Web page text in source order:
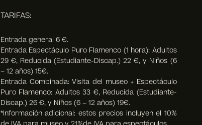
TARIFAS:
Entrada general 6 €.
Entrada Espectáculo Puro Flamenco (1 hora): Adultos
29 €, Reducida (Estudiante-Discap.) 22 €, y Niños (6
– 12 años) 15€.
Entrada Combinada: Visita del museo + Espectáculo
Puro Flamenco: Adultos 33 €, Reducida (Estudiante-
Discap.) 26 €, y Niños (6 – 12 años) 19€.
*Información adicional: estos precios incluyen el 10%